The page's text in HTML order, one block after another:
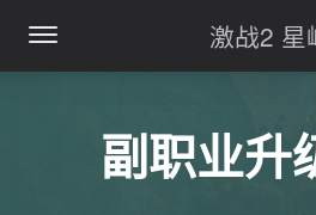
激战2 星
副职业升